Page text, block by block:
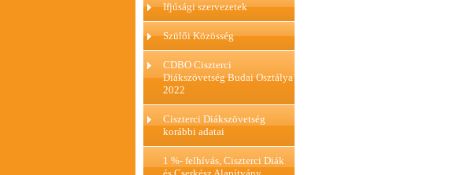
Ifjúsági szervezetek
Szülői Közösség
CDBO Ciszterci
Diákszövetség Budai Osztálya
2022
Ciszterci Diákszövetség
korábbi adatai
1 %- felhívás, Ciszterci Diák